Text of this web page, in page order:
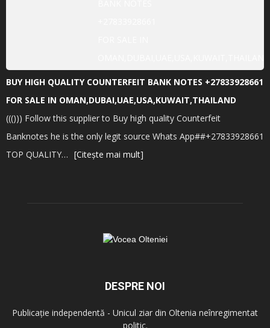
BUY HIGH QUALITY COUNTERFEIT BANK NOTES +27833928661
FOR SALE IN OMAN,DUBAI,UAE,USA,KUWAIT,THAILAND
((())) Follow this supplier to Buy high quality Counterfeit
Banknotes he is the only legit source Whats App##+27833928661
TOP QUALITY… [Citește mai mult]
DESPRE NOI
Publicație independentă - Unicul ziar din Oltenia neînregimentat
politic.